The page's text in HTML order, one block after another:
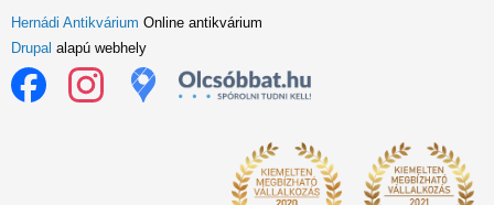
Hernádi Antikvárium Online antikvárium
Drupal alapú webhely